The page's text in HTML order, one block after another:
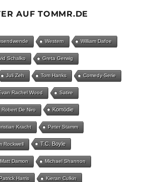
AUF TOMMR.DE
Western William Dafoe
Schalko Greta Gerwig
Juli Zeh Tom Hanks Comedy-Serie
Rachel Wood Satire
Robert De Niro Komödie
Kracht Peter Stamm
Rockwell T.C. Boyle
Matt Damon Michael Shannon
Harris Kieran Culkin